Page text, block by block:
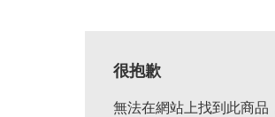
很抱歉
無法在網站上找到此商品